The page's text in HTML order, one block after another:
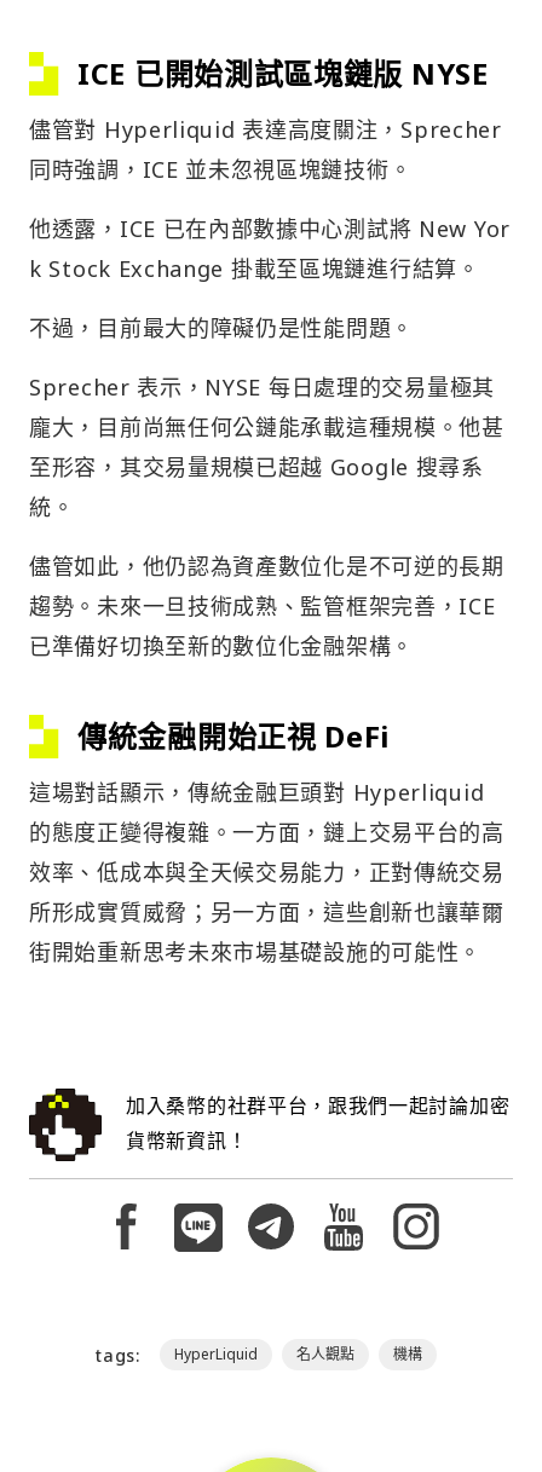
ICE 已開始測試區塊鏈版 NYSE
儘管對 Hyperliquid 表達高度關注，Sprecher
同時強調，ICE 並未忽視區塊鏈技術。
他透露，ICE 已在內部數據中心測試將 New Yor
k Stock Exchange 掛載至區塊鏈進行結算。
不過，目前最大的障礙仍是性能問題。
Sprecher 表示，NYSE 每日處理的交易量極其
龐大，目前尚無任何公鏈能承載這種規模。他甚
至形容，其交易量規模已超越 Google 搜尋系
統。
儘管如此，他仍認為資產數位化是不可逆的長期
趨勢。未來一旦技術成熟、監管框架完善，ICE
已準備好切換至新的數位化金融架構。
傳統金融開始正視 DeFi
這場對話顯示，傳統金融巨頭對 Hyperliquid
的態度正變得複雜。一方面，鏈上交易平台的高
效率、低成本與全天候交易能力，正對傳統交易
所形成實質威脅；另一方面，這些創新也讓華爾
街開始重新思考未來市場基礎設施的可能性。
加入桑幣的社群平台，跟我們一起討論加密
貨幣新資訊！
tags: HyperLiquid 名人觀點 機構